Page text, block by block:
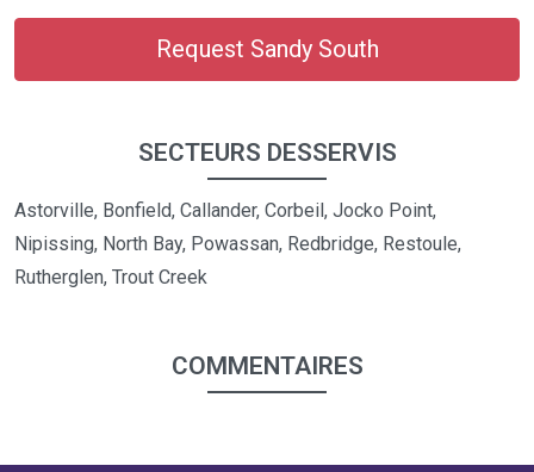
Request Sandy South
SECTEURS DESSERVIS
Astorville, Bonfield, Callander, Corbeil, Jocko Point,
Nipissing, North Bay, Powassan, Redbridge, Restoule,
Rutherglen, Trout Creek
COMMENTAIRES